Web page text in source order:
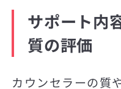
サポート内
質の評価
カウンセラーの質